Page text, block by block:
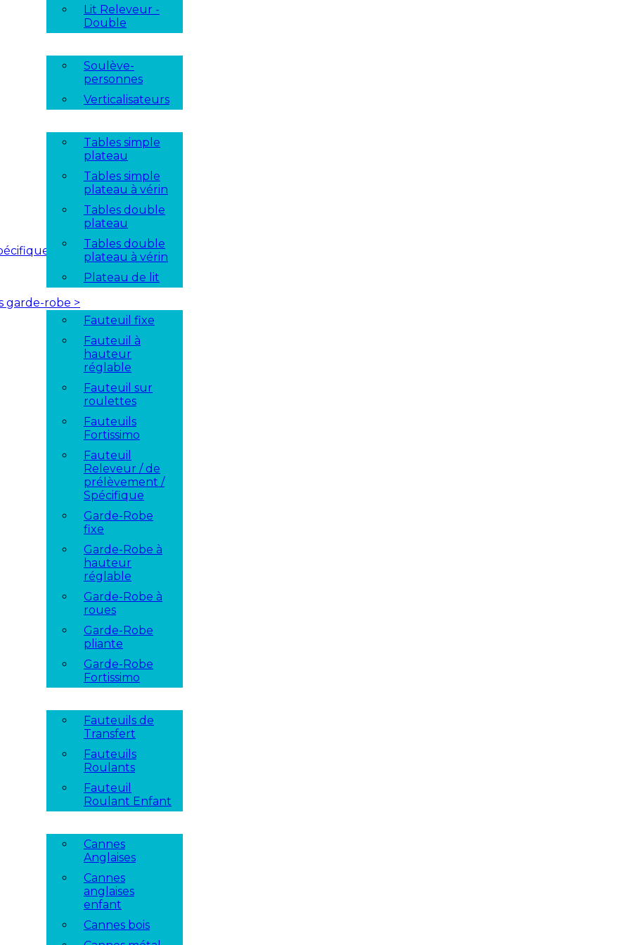
Lit Releveur -
Double
Soulève-
personnes
Verticalisateurs
Tables simple
plateau
Tables simple
plateau à vérin
Tables double
plateau
Tables double
plateau à vérin
Plateau de lit
garde-robe >
Fauteuil fixe
Fauteuil à
hauteur
réglable
Fauteuil sur
roulettes
Fauteuils
Fortissimo
Fauteuil
Releveur / de
prélèvement /
Spécifique
Garde-Robe
fixe
Garde-Robe à
hauteur
réglable
Garde-Robe à
roues
Garde-Robe
pliante
Garde-Robe
Fortissimo
Fauteuils de
Transfert
Fauteuils
Roulants
Fauteuil
Roulant Enfant
Cannes
Anglaises
Cannes
anglaises
enfant
Cannes bois